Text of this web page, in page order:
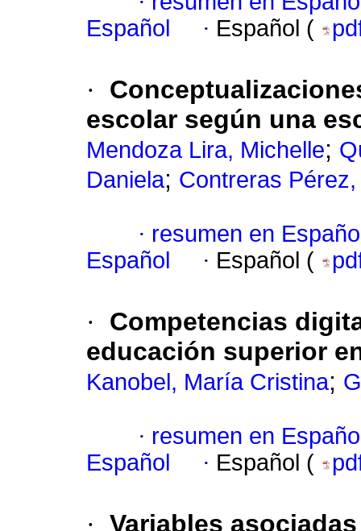
Español
· Español (
·
escolar según una
Mendoza Lira, Michelle;
Daniela; Contreras
· resumen en
Español
· Español (
·
Competencias
educación superior
Kanobel, María Cristina;
· resumen en
Español
· Español (
· Variables